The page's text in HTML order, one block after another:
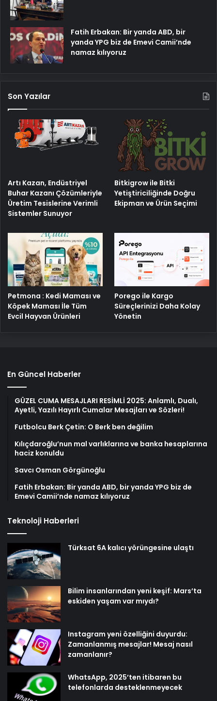
Fatih Erbakan: Bir yanda ABD, bir
yanda YPG biz de Emevi Camii’nde
namaz kılıyoruz
Son Yazılar
Artı Kazan, Endüstriyel
Buhar Kazanı Çözümleriyle
Üretim Tesislerine Verimli
Sistemler Sunuyor
Bitkigrow ile Bitki
Yetiştiriciliğinde Doğru
Ekipman ve Ürün Seçimi
Petmona : Kedi Maması ve
Köpek Maması İle Tüm
Evcil Hayvan Ürünleri
Porego ile Kargo
Süreçlerinizi Daha Kolay
Yönetin
En Güncel Haberler
GÜZEL CUMA MESAJLARI RESİMLİ 2025: Anlamlı, Dualı,
Ayetli, Yazılı Hayırlı Cumalar Mesajları ve Sözleri!
Futbolcu Berk Çetin: O Berk ben değilim
Kılıçdaroğlu’nun mal varlıklarına ve banka hesaplarına
haciz konuldu
Savcı Osman Görgünoğlu
Fatih Erbakan: Bir yanda ABD, bir yanda YPG biz de
Emevi Camii’nde namaz kılıyoruz
Teknoloji Haberleri
Türksat 6A kalıcı yörüngesine ulaştı
Bilim insanlarından yeni keşif: Mars’ta
eskiden yaşam var mıydı?
Instagram yeni özelliğini duyurdu:
Zamanlanmış mesajlar! Mesaj nasıl
zamanlanır?
WhatsApp, 2025’ten itibaren bu
telefonlarda desteklenmeyecek